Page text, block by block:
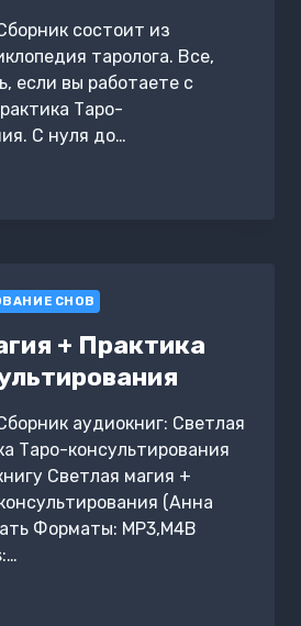
состоит из
таролога. Все,
если вы работаете с
Таро-
С нуля до…
СНОВ
+ Практика
аудиокниг: Светлая
Таро-консультирования
Светлая магия +
(Анна
Форматы: MP3,M4B